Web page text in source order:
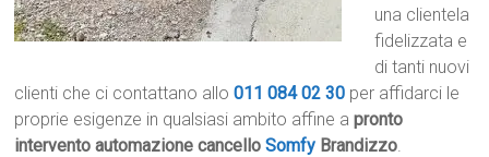
una clientela
fidelizzata e
di tanti nuovi
clienti che ci contattano allo011 084 02 30 per affidarci le
proprie esigenze in qualsiasi ambito affine apronto
intervento automazione cancelloSomfy Brandizzo.